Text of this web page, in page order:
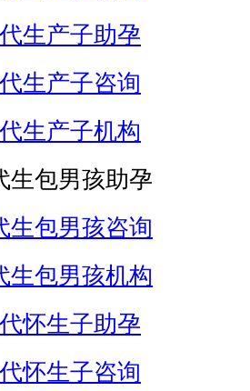
生产子助孕
生产子咨询
生产子机构
生包男孩助孕
生包男孩咨询
生包男孩机构
怀生子助孕
怀生子咨询